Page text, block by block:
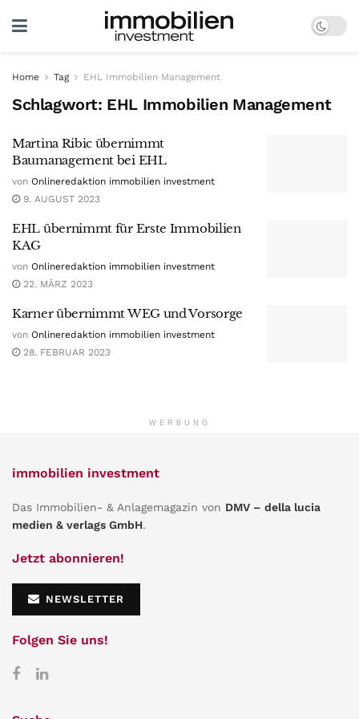
Home Tag EHL Immobilien Management
Schlagwort: EHL Immobilien Management
Martina Ribic übernimmt
Baumanagement bei EHL
von Onlineredaktion immobilien investment
9. AUGUST 2023
EHL übernimmt für Erste Immobilien
KAG
von Onlineredaktion immobilien investment
22. MÄRZ 2023
Karner übernimmt WEG und Vorsorge
von Onlineredaktion immobilien investment
28. FEBRUAR 2023
WERBUNG
immobilien investment
Das Immobilien- & Anlagemagazin von DMV – della lucia
medien & verlags GmbH.
Jetzt abonnieren!
NEWSLETTER
Folgen Sie uns!